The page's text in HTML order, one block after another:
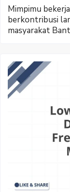
Mimpimu
berkontribusi
masyarakat